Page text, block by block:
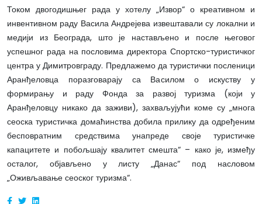
Током двогодишњег рада у хотелу „Извор“ о креативном и
инвентивном раду Васила Андрејева извештавали су локални и
медији из Београда, што је настављено и после његовог
успешног рада на пословима директора Спортско-туристичког
центра у Димитровграду. Предлажемо да туристички посленици
Аранђеловца поразговарају са Василом о искуству у
формирању и раду Фонда за развој туризма (који у
Аранђеловцу никако да заживи), захваљујући коме су „многа
сеоска туристичка домаћинства добила прилику да одређеним
бесповратним средствима унапреде своје туристичке
капацитете и побољшају квалитет смешта“ – како је, између
осталог, објављено у листу „Данас“ под насловом
„Оживљавање сеоског туризма“.